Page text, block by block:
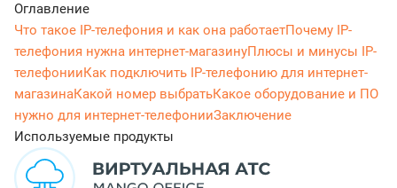
Оглавление
Что такое IP-телефония и как она работаетПочему IP-
телефония нужна интернет-магазинуПлюсы и минусы IP-
телефонииКак подключить IP-телефонию для интернет-
магазинаКакой номер выбратьКакое оборудование и ПО
нужно для интернет-телефонииЗаключение
Используемые продукты